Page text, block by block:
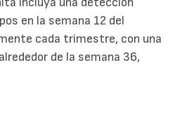
en la semana 12 del
cada trimestre, con una
de la semana 36,